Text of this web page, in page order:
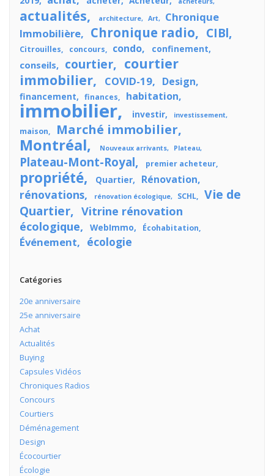
actualités architecture Art
Chronique
Immobilière
Chronique radio CIBl
Citrouilles concours condo confinement
conseils courtier
courtier
immobilier
COVID-19 Design
financement finances habitation
immobilier investir investissement
maison Marché immobilier
Montréal Nouveaux arrivants Plateau
Plateau-Mont-Royal premier acheteur
propriété Quartier Rénovation
rénovations rénovation écologique SCHL
Vie de
Quartier
Vitrine rénovation
écologique
WebImmo Écohabitation
Événement écologie
Catégories
20e anniversaire
25e anniversaire
Achat
Actualités
Buying
Capsules Vidéos
Chroniques Radios
Concours
Courtiers
Déménagement
Design
Écocourtier
Écologie